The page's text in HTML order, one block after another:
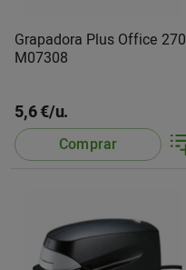
Grapadora Plus Office 270
M07308
5,6 €/u.
Comprar